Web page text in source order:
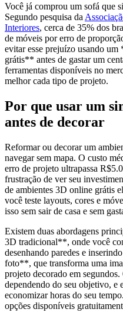
Você já comprou um sofá que
Segundo pesquisa da
Interiores, cerca de 35% dos
de móveis por erro de
evitar esse prejuízo usando
grátis** antes de gastar um
ferramentas disponíveis no
melhor cada tipo de projeto.
Por que usar um
antes de decorar
Reformar ou decorar um
navegar sem mapa. O custo
erro de projeto ultrapassa
frustração de ver seu
de ambientes 3D online grátis
você teste layouts, cores e
isso sem sair de casa e sem
Existem duas abordagens
3D tradicional**, onde você
desenhando paredes e
foto**, que transforma uma
projeto decorado em
dependendo do seu objetivo, e
economizar horas do seu
opções disponíveis